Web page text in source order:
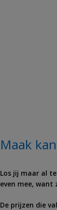
Maak
Los jij maar al
even mee,
De prijzen die